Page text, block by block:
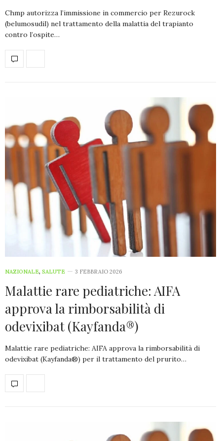
Chmp autorizza l’immissione in commercio per Rezurock
(belumosudil) nel trattamento della malattia del trapianto
contro l’ospite…
NAZIONALE, SALUTE 3 FEBBRAIO 2026
Malattie rare pediatriche: AIFA
approva la rimborsabilità di
odevixibat (Kayfanda®)
Malattie rare pediatriche: AIFA approva la rimborsabilità di
odevixibat (Kayfanda®) per il trattamento del prurito…